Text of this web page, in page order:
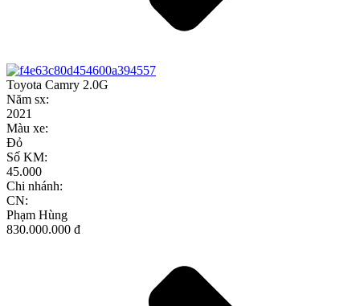
Toyota Camry 2.0G
Năm sx:
2021
Màu xe:
Đỏ
Số KM:
45.000
Chi nhánh:
CN:
Phạm Hùng
830.000.000 đ